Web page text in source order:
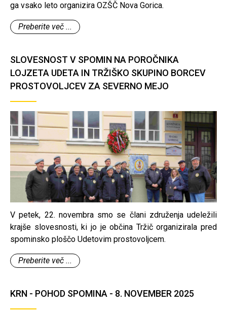
ga vsako leto organizira OZŠČ Nova Gorica.
Preberite več ...
SLOVESNOST V SPOMIN NA POROČNIKA
LOJZETA UDETA IN TRŽIŠKO SKUPINO BORCEV
PROSTOVOLJCEV ZA SEVERNO MEJO
V petek, 22. novembra smo se člani združenja udeležili
krajše slovesnosti, ki jo je občina Tržič organizirala pred
spominsko ploščo Udetovim prostovoljcem.
Preberite več ...
KRN - POHOD SPOMINA - 8. NOVEMBER 2025